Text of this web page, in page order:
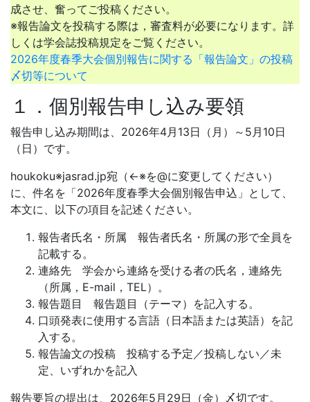
成させ、奮ってご投稿ください。
※報告論文を投稿する際は，審査料が必要になります。詳
しくは学会誌投稿規定をご覧ください。
2026年度春季大会個別報告に関する「報告論文」の投稿
〆切等について
１．個別報告申し込み要領
報告申し込み期間は、2026年4月13日（月）～5月10日
（日）です。
houkoku※jasrad.jp宛（←※を@に変更してください）
に、件名を「2026年度春季大会個別報告申込」として、
本文に、以下の項目を記述ください。
報告者氏名・所属 報告者氏名・所属の形で全員を
記載する。
連絡先 学会から連絡を受ける者の氏名，連絡先
（所属，E-mail，TEL）。
報告題目 報告題目（テーマ）を記入する。
口頭発表に使用する言語（日本語または英語）を記
入する。
報告論文の投稿 投稿する予定／投稿しない／未
定、いずれかを記入
報告要旨の提出は、2026年5月29日（金）〆切です。